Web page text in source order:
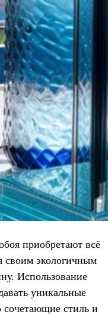
приобретают всё
своим экологичным
Использование
уникальные
сочетающие стиль и